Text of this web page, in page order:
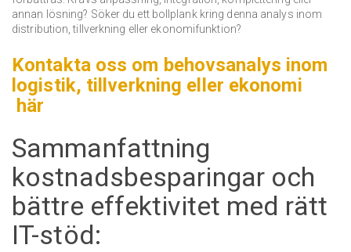
annan lösning? Söker du ett bollplank kring denna analys inom
distribution, tillverkning eller ekonomifunktion?
Kontakta oss om behovsanalys inom
logistik, tillverkning eller ekonomi
här
Sammanfattning
kostnadsbesparingar och
bättre effektivitet med rätt
IT-stöd: